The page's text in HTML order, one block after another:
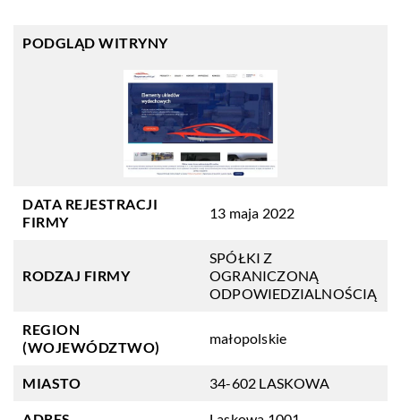
PODGLĄD WITRYNY
DATA REJESTRACJI
FIRMY
13 maja 2022
RODZAJ FIRMY
SPÓŁKI Z
OGRANICZONĄ
ODPOWIEDZIALNOŚCIĄ
REGION
(WOJEWÓDZTWO)
małopolskie
MIASTO 34-602 LASKOWA